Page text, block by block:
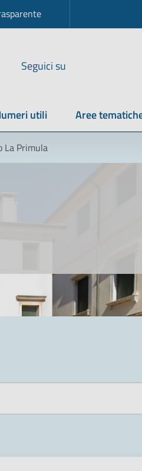
Seguici su
utili Aree
La Primula